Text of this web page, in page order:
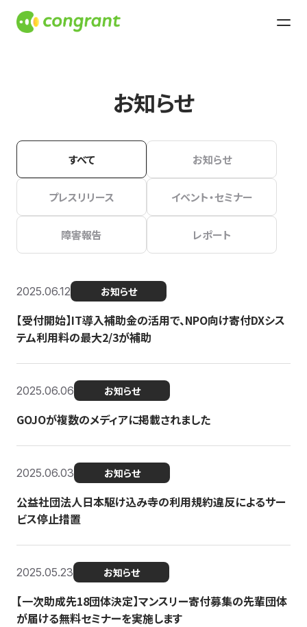
お知らせ
すべて お知らせ
プレスリリース イベント・セミナー
障害報告 レポート
2025.06.12 お知らせ
【受付開始】IT導入補助金の活用で、NPO向け寄付DXシス
テム利用料の最大2/3が補助
2025.06.06 お知らせ
GOJOが複数のメディアに掲載されました
2025.06.03 お知らせ
公益社団法人日本駆け込み寺の利用規約違反によるサー
ビス停止措置
2025.05.23 お知らせ
【一次助成先18団体決定】マンスリー寄付募集の先輩団体
が届ける無料セミナーを実施します